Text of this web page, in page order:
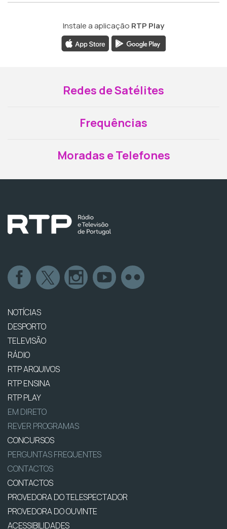
Instale a aplicação RTP Play
Redes de Satélites
Frequências
Moradas e Telefones
NOTÍCIAS
DESPORTO
TELEVISÃO
RÁDIO
RTP ARQUIVOS
RTP ENSINA
RTP PLAY
EM DIRETO
REVER PROGRAMAS
CONCURSOS
PERGUNTAS FREQUENTES
CONTACTOS
CONTACTOS
PROVEDORA DO TELESPECTADOR
PROVEDORA DO OUVINTE
ACESSIBILIDADES